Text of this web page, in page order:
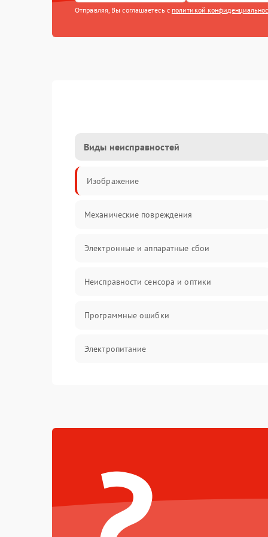
Отправляя, Вы соглашаетесь с политикой
Виды неисправностей
Изображение
Механические повреждения
Электронные и аппаратные сбои
Неисправности сенсора и оптики
Программные ошибки
Электропитание
Температурные проблемы
Сбои коммуникаций и интерфейсов